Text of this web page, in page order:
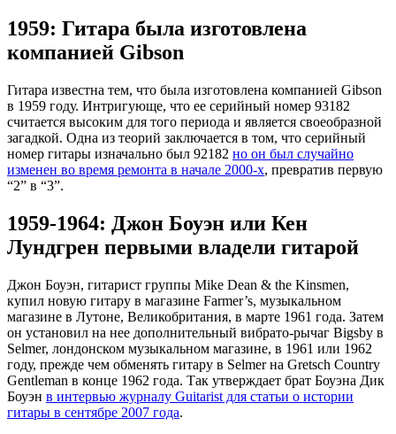
1959: Гитара была изготовлена
компанией Gibson
Гитара известна тем, что была изготовлена компанией Gibson
в 1959 году. Интригующе, что ее серийный номер 93182
считается высоким для того периода и является своеобразной
загадкой. Одна из теорий заключается в том, что серийный
номер гитары изначально был 92182 но он был случайно
изменен во время ремонта в начале 2000-х, превратив первую
“2” в “3”.
1959-1964: Джон Боуэн или Кен
Лундгрен первыми владели гитарой
Джон Боуэн, гитарист группы Mike Dean & the Kinsmen,
купил новую гитару в магазине Farmer’s, музыкальном
магазине в Лутоне, Великобритания, в марте 1961 года. Затем
он установил на нее дополнительный вибрато-рычаг Bigsby в
Selmer, лондонском музыкальном магазине, в 1961 или 1962
году, прежде чем обменять гитару в Selmer на Gretsch Country
Gentleman в конце 1962 года. Так утверждает брат Боуэна Дик
Боуэн в интервью журналу Guitarist для статьи о истории
гитары в сентябре 2007 года.